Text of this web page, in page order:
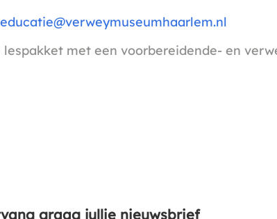
educatie@verweymuseumhaarlem.nl
met een voorbereidende- en
graag jullie nieuwsbrief